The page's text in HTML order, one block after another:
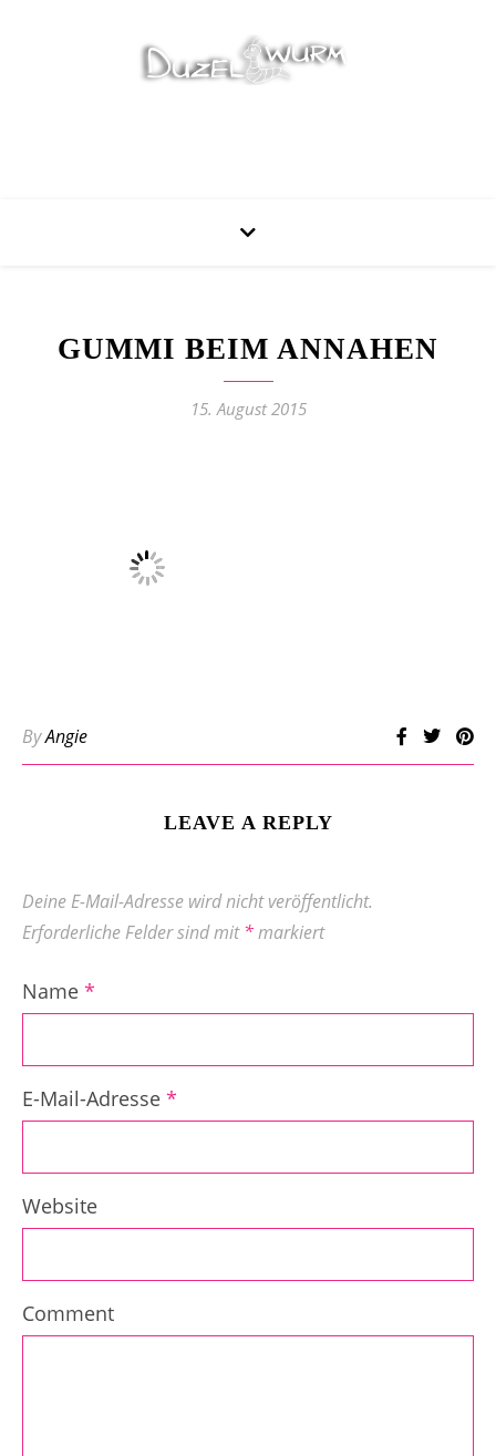
GUMMI BEIM ANNAHEN
15. August 2015
ByAngie
LEAVE A REPLY
Deine E-Mail-Adresse wird nicht veröffentlicht.
Erforderliche Felder sind mit*markiert
Name *
E-Mail-Adresse *
Website
Comment